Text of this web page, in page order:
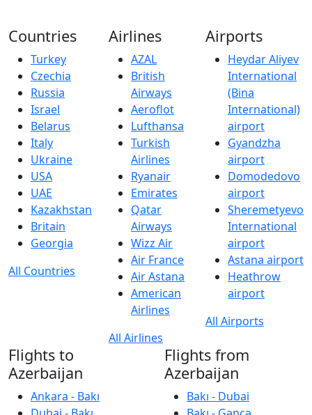
Countries
Turkey
Czechia
Russia
Israel
Belarus
Italy
Ukraine
USA
UAE
Kazakhstan
Britain
Georgia
All Countries
Airlines
AZAL
British
Airways
Aeroflot
Lufthansa
Turkish
Airlines
Ryanair
Emirates
Qatar
Airways
Wizz Air
Air France
Air Astana
American
Airlines
All Airlines
Airports
Heydar Aliyev
International
(Bina
International)
airport
Gyandzha
airport
Domodedovo
airport
Sheremetyevo
International
airport
Astana airport
Heathrow
airport
All Airports
Flights to
Azerbaijan
Ankara - Bakı
Flights from
Azerbaijan
Bakı - Dubai